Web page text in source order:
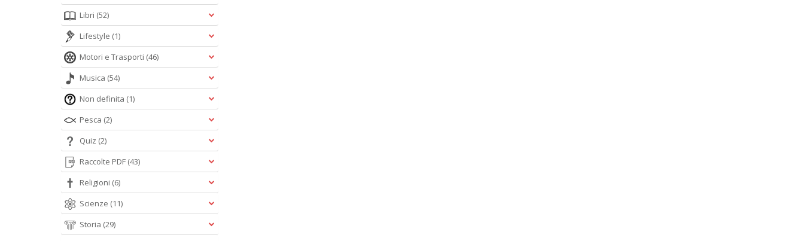
Libri (52)
Lifestyle (1)
Motori e Trasporti (46)
Musica (54)
Non definita (1)
Pesca (2)
Quiz (2)
Raccolte PDF (43)
Religioni (6)
Scienze (11)
Storia (29)